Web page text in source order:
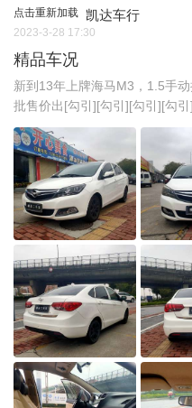
点击重新加载 凯达车行
2023-3-28 17:30
精品车况
新到13年上牌海马M3，1.5手
批售价出[勾引][勾引][勾引][勾